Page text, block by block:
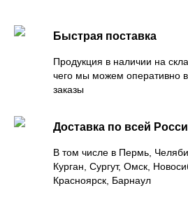
Быстрая поставка
Продукция в наличии на
чего мы можем оперативно
заказы
Доставка по всей
В том числе в Пермь,
Курган, Сургут, Омск,
Красноярск, Барнаул